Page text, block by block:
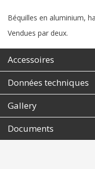
Béquilles en aluminium,
Vendues par deux.
Accessoires
Données techniques
Gallery
Documents